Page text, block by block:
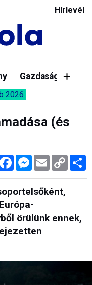
Hírlevél
Gazdaság
2026
(és
FacebookMessenger
Email Copy
Link
örülünk ennek,